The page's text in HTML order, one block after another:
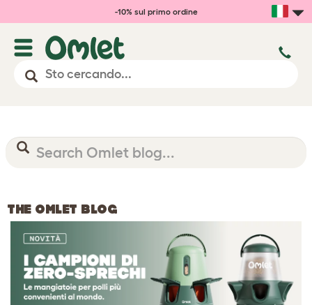
-10% sul primo ordine
THE OMLET BLOG